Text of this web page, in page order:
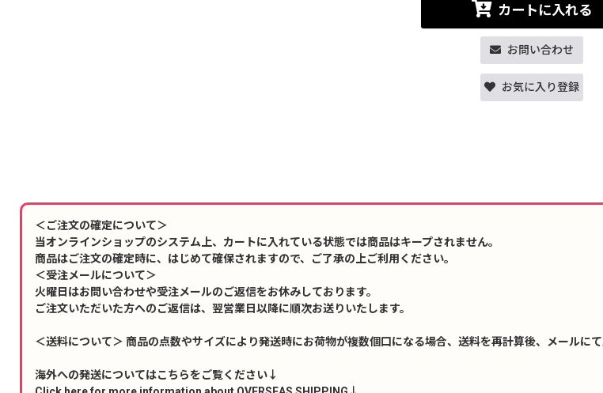
カートに入れる
お問い合わせ
お気に入り登録
＜ご注文の確定について＞
当オンラインショップのシステム上、カートに入れている状態では商品はキープされません。
商品はご注文の確定時に、はじめて確保されますので、ご了承の上ご利用ください。
＜受注メールについて＞
火曜日はお問い合わせや受注メールのご返信をお休みしております。
ご注文いただいた方へのご返信は、翌営業日以降に順次お送りいたします。
＜送料について＞ 商品の点数やサイズにより発送時にお荷物が複数個口になる場合、送料を再計算後、メールに
海外への発送についてはこちらをご覧ください↓